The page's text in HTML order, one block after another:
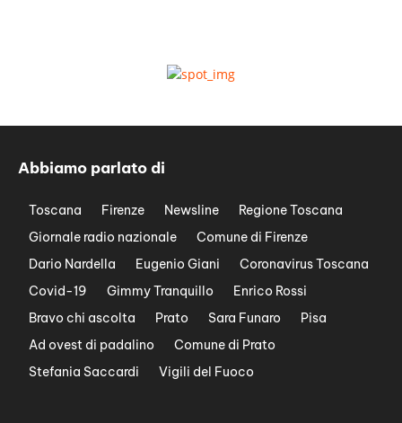
Abbiamo parlato di
Toscana Firenze Newsline
Regione Toscana
Giornale radio nazionale
Comune di Firenze
Dario Nardella
Eugenio Giani
Coronavirus Toscana
Covid-19
Gimmy Tranquillo
Enrico Rossi
Bravo chi ascolta
Prato Sara Funaro
Pisa
Ad ovest di padalino
Comune di Prato
Stefania Saccardi
Vigili del Fuoco